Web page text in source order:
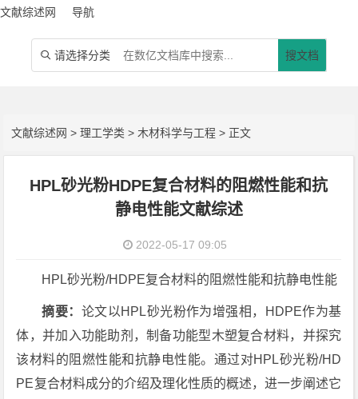
文献综述网 导航
 请选择分类 搜文档
文献综述网 >理工学类 > 木材科学与工程 > 正文
HPL砂光粉HDPE复合材料的阻燃性能和抗
静电性能文献综述
2022-05-17 09:05
HPL砂光粉/HDPE复合材料的阻燃性能和抗静电性能
摘要： 论文以HPL砂光粉作为增强相，HDPE作为基
体，并加入功能助剂，制备功能型木塑复合材料，并探究
该材料的阻燃性能和抗静电性能。通过对HPL砂光粉/HD
PE复合材料成分的介绍及理化性质的概述，进一步阐述它